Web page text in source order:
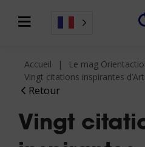
Retour
Accueil
Le mag
Vingt citations inspirantes
Vingt